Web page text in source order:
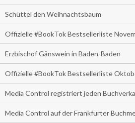
Schüttel den Weihnachtsbaum
Offizielle #BookTok Bestsellerliste
Erzbischof Gänswein in Baden-Baden
Offizielle #BookTok Bestsellerliste
Media Control registriert jeden
Media Control auf der Frankfurter